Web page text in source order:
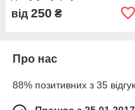
від 250 ₴
Про нас
88% позитивних з 35